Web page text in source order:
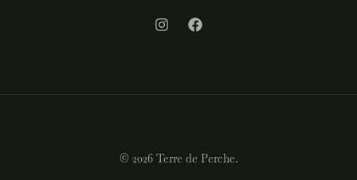
© 2026 Terre de Perche.